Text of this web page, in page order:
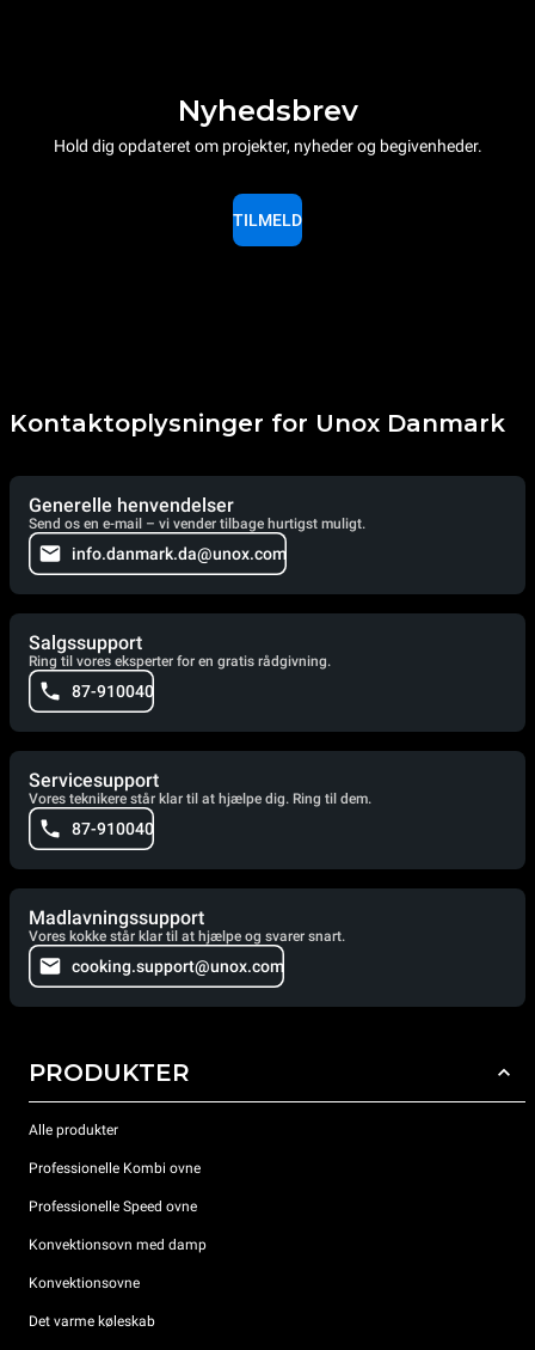
Nyhedsbrev
Hold dig opdateret om projekter, nyheder og begivenheder.
TILMELD
Kontaktoplysninger for Unox Danmark
Generelle henvendelser
Send os en e-mail – vi vender tilbage hurtigst muligt.
info.danmark.da@unox.com
Salgssupport
Ring til vores eksperter for en gratis rådgivning.
87-910040
Servicesupport
Vores teknikere står klar til at hjælpe dig. Ring til dem.
87-910040
Madlavningssupport
Vores kokke står klar til at hjælpe og svarer snart.
cooking.support@unox.com
PRODUKTER
Alle produkter
Professionelle Kombi ovne
Professionelle Speed ovne
Konvektionsovn med damp
Konvektionsovne
Det varme køleskab